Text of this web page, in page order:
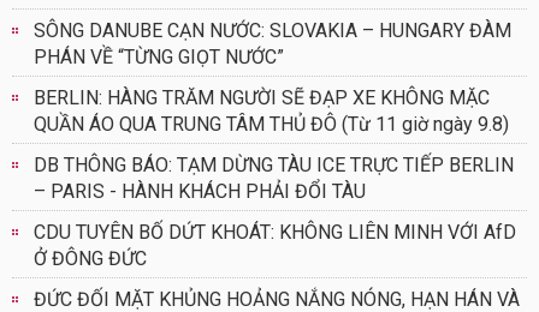
SÔNG DANUBE CẠN NƯỚC: SLOVAKIA – HUNGARY ĐÀM
PHÁN VỀ “TỪNG GIỌT NƯỚC”
BERLIN: HÀNG TRĂM NGƯỜI SẼ ĐẠP XE KHÔNG MẶC
QUẦN ÁO QUA TRUNG TÂM THỦ ĐÔ (Từ 11 giờ ngày 9.8)
DB THÔNG BÁO: TẠM DỪNG TÀU ICE TRỰC TIẾP BERLIN
– PARIS - HÀNH KHÁCH PHẢI ĐỔI TÀU
CDU TUYÊN BỐ DỨT KHOÁT: KHÔNG LIÊN MINH VỚI AfD
Ở ĐÔNG ĐỨC
ĐỨC ĐỐI MẶT KHỦNG HOẢNG NẮNG NÓNG, HẠN HÁN VÀ